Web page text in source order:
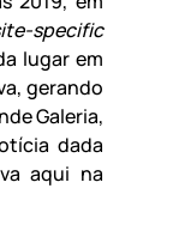
specific
lugar em
gerando
Galeria,
dada
aqui na